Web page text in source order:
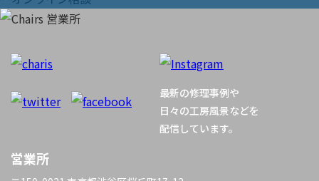
ョ
ン
最新の修理事例や
日々の工房風景などを
配信しています。
営業所